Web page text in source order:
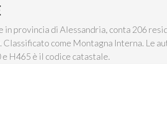
provincia di Alessandria, conta 206
come Montagna Interna. Le
H465 è il codice catastale.